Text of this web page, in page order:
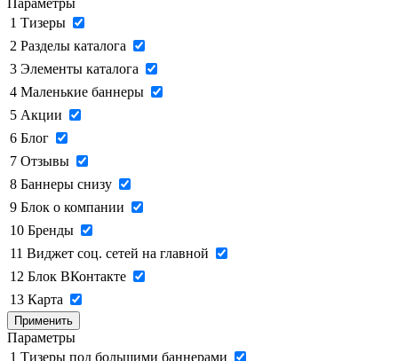
Параметры
1 Тизеры
2 Разделы каталога
3 Элементы каталога
4 Маленькие баннеры
5 Акции
6 Блог
7 Отзывы
8 Баннеры снизу
9 Блок о компании
10 Бренды
11 Виджет соц. сетей на главной
12 Блок ВКонтакте
13 Карта
Применить
Параметры
1 Тизеры под большими баннерами